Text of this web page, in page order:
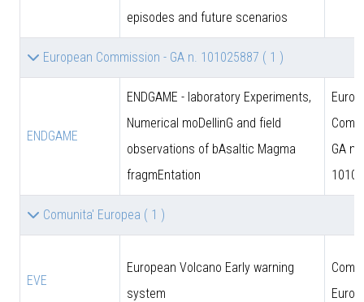
episodes and future scenarios
European Commission - GA n. 101025887 ( 1 )
ENDGAME
ENDGAME - laboratory Experiments,
Numerical moDellinG and field
observations of bAsaltic Magma
fragmEntation
GA n.
Comunita' Europea ( 1 )
EVE
European Volcano Early warning
system